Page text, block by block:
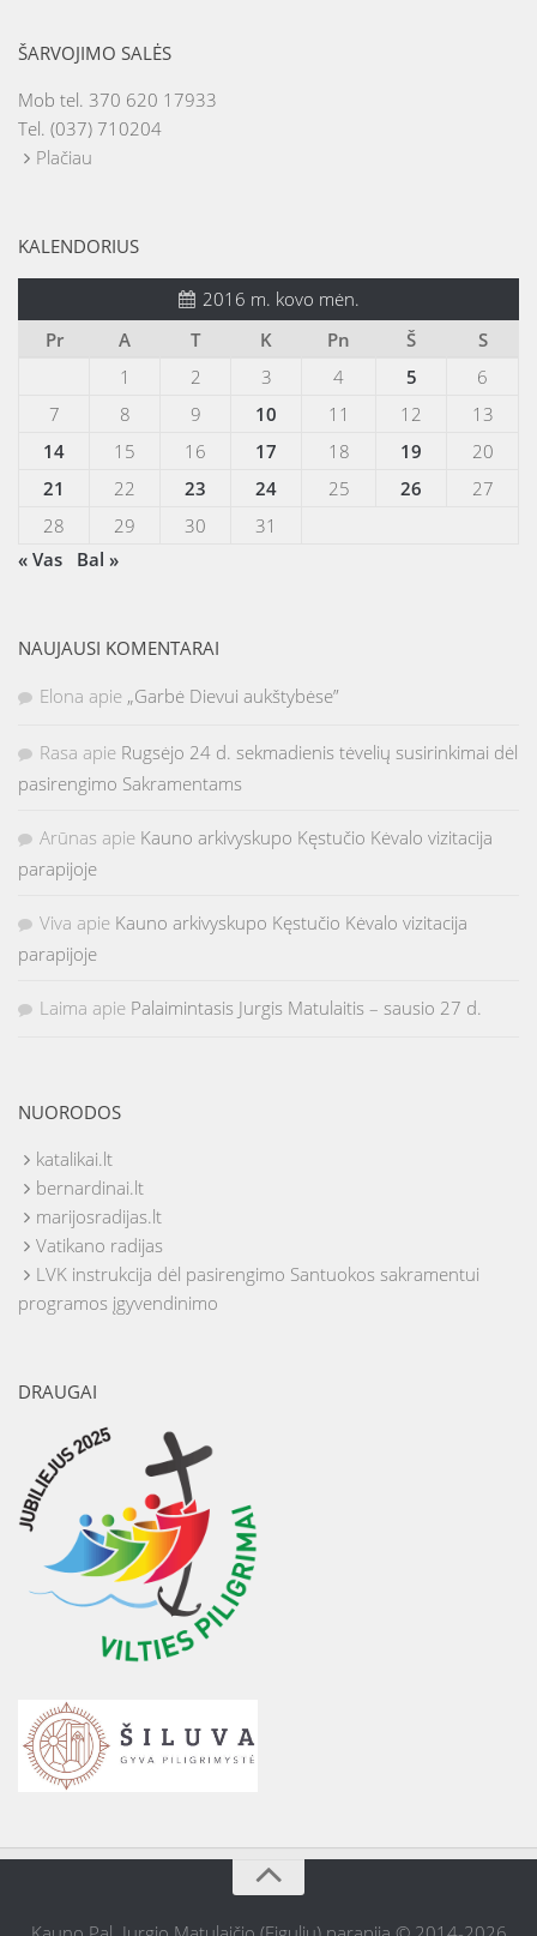
ŠARVOJIMO SALĖS
Mob tel. 370 620 17933
Tel. (037) 710204
Plačiau
KALENDORIUS
2016 m. kovo mėn.
Pr
A T K Pn Š
S
1
2 3 4 5
6
7
8 9 10 11 12
13
14
15 16 17 18 19
20
21
22 23 24 25 26
27
28
29 30
31
« Vas
Bal »
NAUJAUSI KOMENTARAI
Elona apie „Garbė Dievui aukštybėse”
Rasa apie Rugsėjo 24 d. sekmadienis tėvelių susirinkimai dėl
pasirengimo Sakramentams
Arūnas apie Kauno arkivyskupo Kęstučio Kėvalo vizitacija
parapijoje
Viva apie Kauno arkivyskupo Kęstučio Kėvalo vizitacija
parapijoje
Laima apie Palaimintasis Jurgis Matulaitis – sausio 27 d.
NUORODOS
katalikai.lt
bernardinai.lt
marijosradijas.lt
Vatikano radijas
LVK instrukcija dėl pasirengimo Santuokos sakramentui
programos įgyvendinimo
DRAUGAI